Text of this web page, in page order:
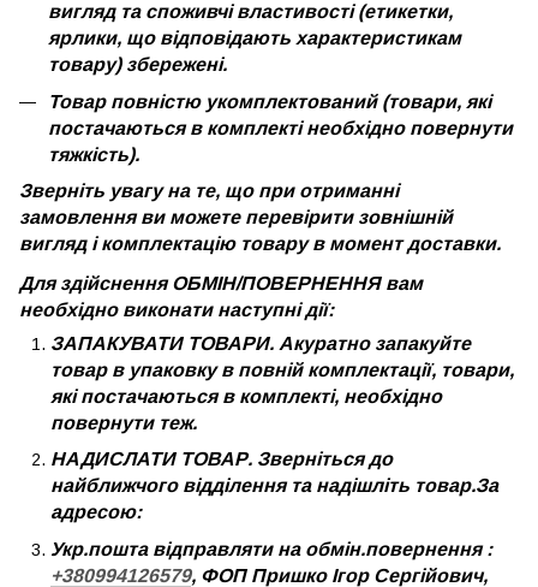
вигляд та споживчі властивості (етикетки,
ярлики, що відповідають характеристикам
товару) збережені.
Товар повністю укомплектований (товари, які
постачаються в комплекті необхідно повернути
тяжкість).
Зверніть увагу на те, що при отриманні
замовлення ви можете перевірити зовнішній
вигляд і комплектацію товару в момент доставки.
Для здійснення ОБМІН/ПОВЕРНЕННЯ вам
необхідно виконати наступні дії:
ЗАПАКУВАТИ ТОВАРИ. Акуратно запакуйте
товар в упаковку в повній комплектації, товари,
які постачаються в комплекті, необхідно
повернути теж.
НАДИСЛАТИ ТОВАР. Зверніться до
найближчого відділення та надішліть товар.За
адресою:
Укр.пошта відправляти на обмін.повернення :
+380994126579, ФОП Пришко Ігор Сергійович,